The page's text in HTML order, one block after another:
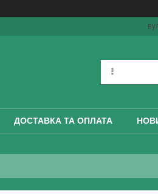
ДОСТАВКА ТА ОПЛАТА